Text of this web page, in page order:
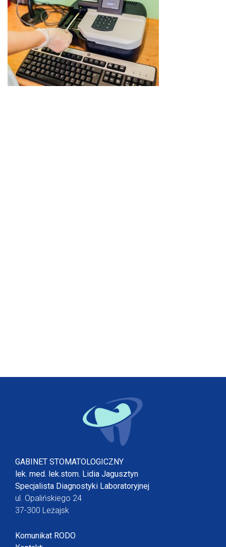
GABINET STOMATOLOGICZNY
lek. med. lek.stom. Lidia Jagusztyn
Specjalista Diagnostyki Laboratoryjnej
ul. Opalińskiego 24
37-300 Leżajsk
Komunikat RODO